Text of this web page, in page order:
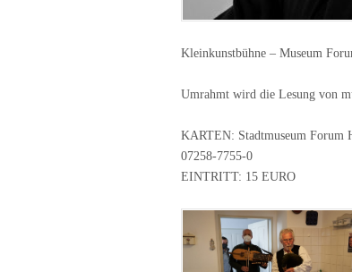
Kleinkunstbühne – Museum
Umrahmt wird die Lesung von
KARTEN: Stadtmuseum Forum
07258-7755-0
EINTRITT: 15 EURO